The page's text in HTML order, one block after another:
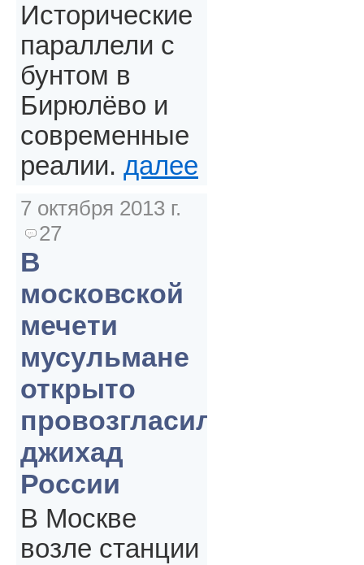
Исторические
параллели с
бунтом в
Бирюлёво и
современные
реалии. далее
7 октября 2013 г.
27
В
московской
мечети
мусульмане
открыто
провозгласили
джихад
России
В Москве
возле станции